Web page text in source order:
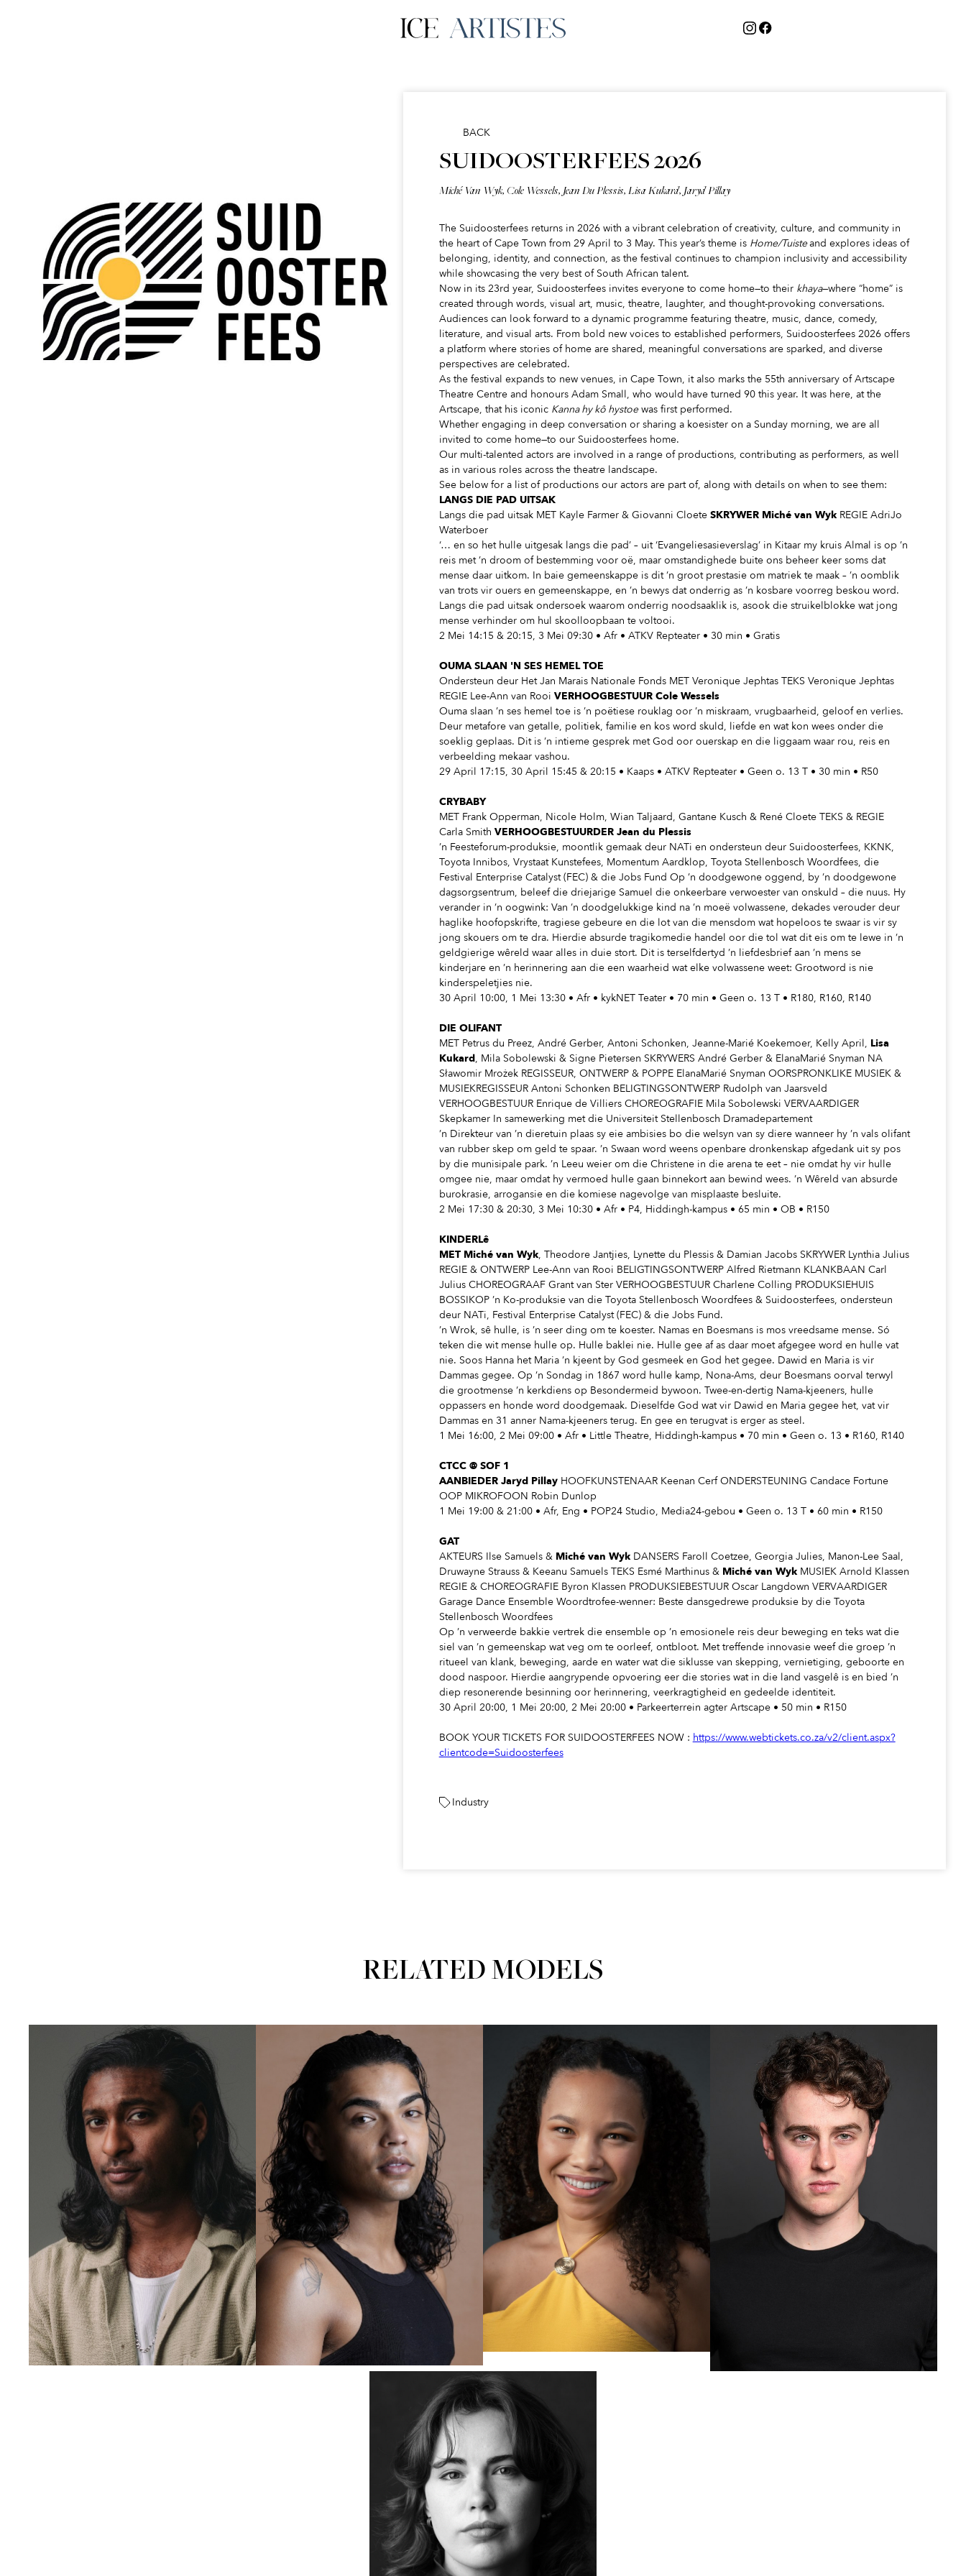
BACK
SUIDOOSTERFEES 2026
Miché Van Wyk, Cole Wessels, Jean Du Plessis, Lisa Kukard, Jaryd Pillay
The Suidoosterfees returns in 2026 with a vibrant celebration of creativity, culture, and community in
the heart of Cape Town from 29 April to 3 May. This year’s theme is Home/Tuisteand explores ideas of
belonging, identity, and connection, as the festival continues to champion inclusivity and accessibility
while showcasing the very best of South African talent.
Now in its 23rd year, Suidoosterfees invites everyone to come home—to their khaya—where “home” is
created through words, visual art, music, theatre, laughter, and thought-provoking conversations.
Audiences can look forward to a dynamic programme featuring theatre, music, dance, comedy,
literature, and visual arts. From bold new voices to established performers, Suidoosterfees 2026 offers
a platform where stories of home are shared, meaningful conversations are sparked, and diverse
perspectives are celebrated.
As the festival expands to new venues, in Cape Town, it also marks the 55th anniversary of Artscape
Theatre Centre and honours Adam Small, who would have turned 90 this year. It was here, at the
Artscape, that his iconic Kanna hy kô hystoewas first performed.
Whether engaging in deep conversation or sharing a koesister on a Sunday morning, we are all
invited to come home—to our Suidoosterfees home.
Our multi-talented actors are involved in a range of productions, contributing as performers, as well
as in various roles across the theatre landscape.
See below for a list of productions our actors are part of, along with details on when to see them:
LANGS DIE PAD UITSAK
Langs die pad uitsak MET Kayle Farmer & Giovanni Cloete SKRYWER Miché van WykREGIE AdriJo
Waterboer
‘… en so het hulle uitgesak langs die pad’ – uit ‘Evangeliesasieverslag’ in Kitaar my kruis Almal is op ’n
reis met ’n droom of bestemming voor oë, maar omstandighede buite ons beheer keer soms dat
mense daar uitkom. In baie gemeenskappe is dit ’n groot prestasie om matriek te maak – ’n oomblik
van trots vir ouers en gemeenskappe, en ’n bewys dat onderrig as ’n kosbare voorreg beskou word.
Langs die pad uitsak ondersoek waarom onderrig noodsaaklik is, asook die struikelblokke wat jong
mense verhinder om hul skoolloopbaan te voltooi.
2 Mei 14:15 & 20:15, 3 Mei 09:30 • Afr • ATKV Repteater • 30 min • Gratis
OUMA SLAAN 'N SES HEMEL TOE
Ondersteun deur Het Jan Marais Nationale Fonds MET Veronique Jephtas TEKS Veronique Jephtas
REGIE Lee-Ann van Rooi VERHOOGBESTUUR Cole Wessels
Ouma slaan ’n ses hemel toe is ’n poëtiese rouklag oor ’n miskraam, vrugbaarheid, geloof en verlies.
Deur metafore van getalle, politiek, familie en kos word skuld, liefde en wat kon wees onder die
soeklig geplaas. Dit is ’n intieme gesprek met God oor ouerskap en die liggaam waar rou, reis en
verbeelding mekaar vashou.
29 April 17:15, 30 April 15:45 & 20:15 • Kaaps • ATKV Repteater • Geen o. 13 T • 30 min • R50
CRYBABY
MET Frank Opperman, Nicole Holm, Wian Taljaard, Gantane Kusch & René Cloete TEKS & REGIE
Carla Smith VERHOOGBESTUURDER Jean du Plessis
’n Feesteforum-produksie, moontlik gemaak deur NATi en ondersteun deur Suidoosterfees, KKNK,
Toyota Innibos, Vrystaat Kunstefees, Momentum Aardklop, Toyota Stellenbosch Woordfees, die
Festival Enterprise Catalyst (FEC) & die Jobs Fund Op ’n doodgewone oggend, by ’n doodgewone
dagsorgsentrum, beleef die driejarige Samuel die onkeerbare verwoester van onskuld – die nuus. Hy
verander in ’n oogwink: Van ’n doodgelukkige kind na ’n moeë volwassene, dekades verouder deur
haglike hoofopskrifte, tragiese gebeure en die lot van die mensdom wat hopeloos te swaar is vir sy
jong skouers om te dra. Hierdie absurde tragikomedie handel oor die tol wat dit eis om te lewe in ’n
geldgierige wêreld waar alles in duie stort. Dit is terselfdertyd ’n liefdesbrief aan ’n mens se
kinderjare en ’n herinnering aan die een waarheid wat elke volwassene weet: Grootword is nie
kinderspeletjies nie.
30 April 10:00, 1 Mei 13:30 • Afr • kykNET Teater • 70 min • Geen o. 13 T • R180, R160, R140
DIE OLIFANT
MET Petrus du Preez, André Gerber, Antoni Schonken, Jeanne-Marié Koekemoer, Kelly April, Lisa
Kukard, Mila Sobolewski & Signe Pietersen SKRYWERS André Gerber & ElanaMarié Snyman NA
Sławomir Mrożek REGISSEUR, ONTWERP & POPPE ElanaMarié Snyman OORSPRONKLIKE MUSIEK &
MUSIEKREGISSEUR Antoni Schonken BELIGTINGSONTWERP Rudolph van Jaarsveld
VERHOOGBESTUUR Enrique de Villiers CHOREOGRAFIE Mila Sobolewski VERVAARDIGER
Skepkamer In samewerking met die Universiteit Stellenbosch Dramadepartement
’n Direkteur van ’n dieretuin plaas sy eie ambisies bo die welsyn van sy diere wanneer hy ’n vals olifant
van rubber skep om geld te spaar. ’n Swaan word weens openbare dronkenskap afgedank uit sy pos
by die munisipale park. ’n Leeu weier om die Christene in die arena te eet – nie omdat hy vir hulle
omgee nie, maar omdat hy vermoed hulle gaan binnekort aan bewind wees. ’n Wêreld van absurde
burokrasie, arrogansie en die komiese nagevolge van misplaaste besluite.
2 Mei 17:30 & 20:30, 3 Mei 10:30 • Afr • P4, Hiddingh-kampus • 65 min • OB • R150
KINDERLê
MET Miché van Wyk, Theodore Jantjies, Lynette du Plessis & Damian Jacobs SKRYWER Lynthia Julius
REGIE & ONTWERP Lee-Ann van Rooi BELIGTINGSONTWERP Alfred Rietmann KLANKBAAN Carl
Julius CHOREOGRAAF Grant van Ster VERHOOGBESTUUR Charlene Colling PRODUKSIEHUIS
BOSSIKOP ’n Ko-produksie van die Toyota Stellenbosch Woordfees & Suidoosterfees, ondersteun
deur NATi, Festival Enterprise Catalyst (FEC) & die Jobs Fund.
’n Wrok, sê hulle, is ’n seer ding om te koester. Namas en Boesmans is mos vreedsame mense. Só
teken die wit mense hulle op. Hulle baklei nie. Hulle gee af as daar moet afgegee word en hulle vat
nie. Soos Hanna het Maria ’n kjeent by God gesmeek en God het gegee. Dawid en Maria is vir
Dammas gegee. Op ’n Sondag in 1867 word hulle kamp, Nona-Ams, deur Boesmans oorval terwyl
die grootmense ’n kerkdiens op Besondermeid bywoon. Twee-en-dertig Nama-kjeeners, hulle
oppassers en honde word doodgemaak. Dieselfde God wat vir Dawid en Maria gegee het, vat vir
Dammas en 31 anner Nama-kjeeners terug. En gee en terugvat is erger as steel.
1 Mei 16:00, 2 Mei 09:00 • Afr • Little Theatre, Hiddingh-kampus • 70 min • Geen o. 13 • R160, R140
CTCC @ SOF 1
AANBIEDER Jaryd PillayHOOFKUNSTENAAR Keenan Cerf ONDERSTEUNING Candace Fortune
OOP MIKROFOON Robin Dunlop
1 Mei 19:00 & 21:00 • Afr, Eng • POP24 Studio, Media24-gebou • Geen o. 13 T • 60 min • R150
GAT
AKTEURS Ilse Samuels & Miché van WykDANSERS Faroll Coetzee, Georgia Julies, Manon-Lee Saal,
Druwayne Strauss & Keeanu Samuels TEKS Esmé Marthinus & Miché van WykMUSIEK Arnold Klassen
REGIE & CHOREOGRAFIE Byron Klassen PRODUKSIEBESTUUR Oscar Langdown VERVAARDIGER
Garage Dance Ensemble Woordtrofee-wenner: Beste dansgedrewe produksie by die Toyota
Stellenbosch Woordfees
Op ’n verweerde bakkie vertrek die ensemble op ’n emosionele reis deur beweging en teks wat die
siel van ’n gemeenskap wat veg om te oorleef, ontbloot. Met treffende innovasie weef die groep ’n
ritueel van klank, beweging, aarde en water wat die siklusse van skepping, vernietiging, geboorte en
dood naspoor. Hierdie aangrypende opvoering eer die stories wat in die land vasgelê is en bied ’n
diep resonerende besinning oor herinnering, veerkragtigheid en gedeelde identiteit.
30 April 20:00, 1 Mei 20:00, 2 Mei 20:00 • Parkeerterrein agter Artscape • 50 min • R150
BOOK YOUR TICKETS FOR SUIDOOSTERFEES NOW : https://www.webtickets.co.za/v2/client.aspx?
clientcode=Suidoosterfees
Industry
RELATED MODELS
Portfolios
ACTORS
Portfolios
ACTORS
Portfolios
ACTORS
Portfolios
ACTORS
Portfolios
ACTORS